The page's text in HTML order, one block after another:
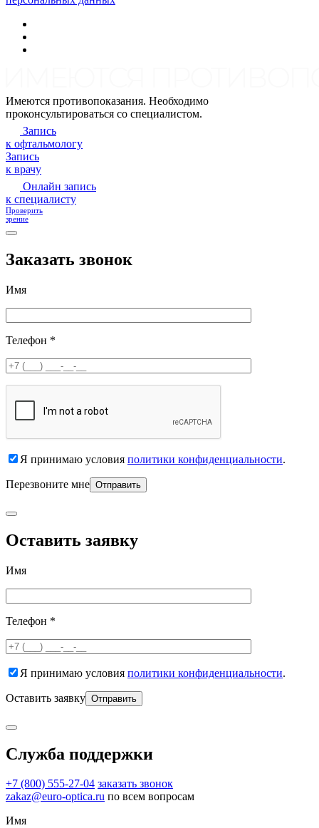
Имеются противопоказания. Необходимо
проконсультироваться со специалистом.
Запись
к офтальмологу
Запись
к врачу
Онлайн запись
к специалисту
Проверить
зрение
Заказать звонок
Имя
Телефон *
Я принимаю условия политики конфиденциальности.
Перезвоните мне
Оставить заявку
Имя
Телефон *
Я принимаю условия политики конфиденциальности.
Оставить заявку
Служба поддержки
+7 (800) 555-27-04 заказать звонок
zakaz@euro-optica.ru по всем вопросам
Имя